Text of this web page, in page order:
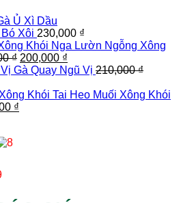
Ủ Xì Dầu
Xôi 230,000 ₫
Lườn Ngỗng Xông
₫ Giá
gốc
230,000 ₫.
200,000 ₫
hiện
là:
Gà Quay Ngũ Vị 210,000₫
₫.
Tai Heo Muối Xông Khói
₫.
₫